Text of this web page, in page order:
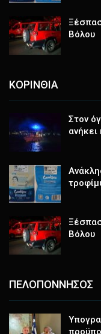
Βόλου
ΚΟΡΙΝΘΙΑ
Στον
Βόλου
ΠΕΛΟΠΟΝΝΗΣΟΣ